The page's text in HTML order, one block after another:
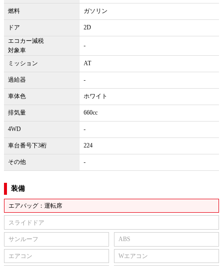
燃料 ガソリン
ドア
2D
エコカー減税
対象車
-
ミッション AT
過給器 -
車体色 ホワイト
排気量 660cc
4WD -
車台番号下3桁 224
その他 -
装備
エアバッグ：運転席
スライドドア
サンルーフ ABS
エアコン Wエアコン